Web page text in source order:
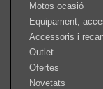
Motos ocasió
Equipament,
Accessoris i
Outlet
Ofertes
Novetats